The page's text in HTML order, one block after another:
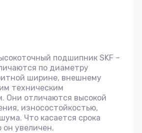
подшипник SKF –
по диаметру
ширине, внешнему
техническим
Они отличаются высокой
износостойкостью,
Что касается срока
он увеличен.